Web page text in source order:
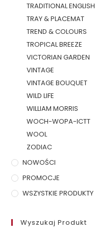
TRADITIONAL ENGLISH
TRAY & PLACEMAT
TREND & COLOURS
TROPICAL BREEZE
VICTORIAN GARDEN
VINTAGE
VINTAGE BOUQUET
WILD LIFE
WILLIAM MORRIS
WOCH-WOPA-ICTT
WOOL
ZODIAC
NOWOŚCI
PROMOCJE
WSZYSTKIE PRODUKTY
Wyszukaj Produkt